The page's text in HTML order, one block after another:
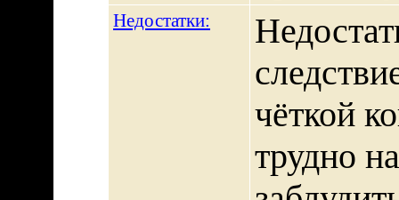
Недостатки:
чёткой
трудно